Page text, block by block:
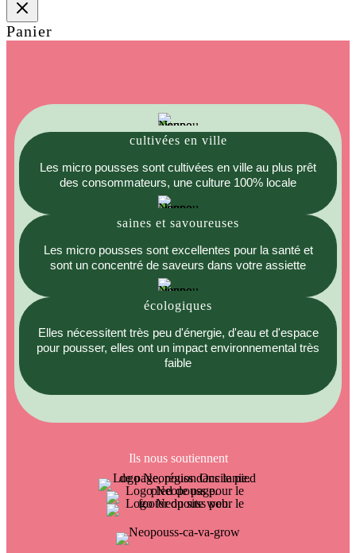
Panier
cultivées en ville
Les micro pousses sont cultivées en ville au plus prêt
des consommateurs, une culture 100% locale
saines et savoureuses
Les micro pousses sont excellentes pour la santé et
sont un concentré de saveurs dans votre assiette
écologiques
Elles nécessitent très peu d'énergie, d'eau et d'espace
pour pousser, elles ont un impact environnemental très
faible
Ils nous soutiennent